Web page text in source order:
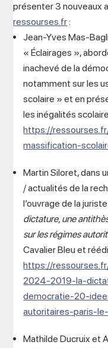
présenter 3 nouveaux
ressourses.fr:
Jean-Yves Mas-
« Éclairages »,
inachevé de la
notamment sur les
scolaire » et en
les inégalités
https://
massification-
Martin Siloret, dans
/ actualités de la
l’ouvrage de la
dictature, une
sur les régimes
Cavalier Bleu et
https://
2024-2019-la-
democratie-20-
autoritaires-paris-
Mathilde Ducruix et